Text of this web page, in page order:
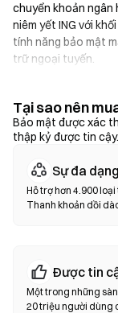
chuyển khoản ngân
niêm yết ING với
tính năng bảo mật
trữ ngoại tuyến.
Ví tiền điện tử
Dành cho người
cho phép bạn giữ
cho phép bạn mua
qua sàn giao dịch
minh địa chỉ hợp
Giao dịch trực tiếp
gian. DEX sử dụng
dịch hoán đổi trên
Tại sao nên
Bảo mật được xác
thập kỷ được tin cậy.
Sự đa
Hỗ trợ hơn 4.900
Thanh khoản dồi
Được tin
Một trong những
20 triệu người dùng